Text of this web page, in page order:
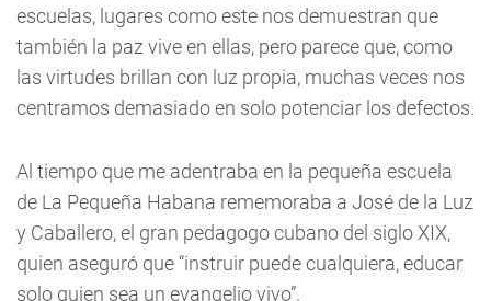
escuelas, lugares como este nos demuestran que
también la paz vive en ellas, pero parece que, como
las virtudes brillan con luz propia, muchas veces nos
centramos demasiado en solo potenciar los defectos.
Al tiempo que me adentraba en la pequeña escuela
de La Pequeña Habana rememoraba a José de la Luz
y Caballero, el gran pedagogo cubano del siglo XIX,
quien aseguró que “instruir puede cualquiera, educar
solo quien sea un evangelio vivo”.